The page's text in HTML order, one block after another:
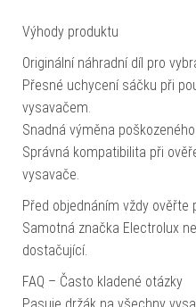
Výhody produktu
Originální náhradní díl pro
Přesné uchycení sáčku při
vysavačem.
Snadná výměna
Správná kompatibilita při
vysavače.
Před objednáním vždy ověřte
Samotná značka Electrolux
dostačující.
FAQ – Často kladené otázky